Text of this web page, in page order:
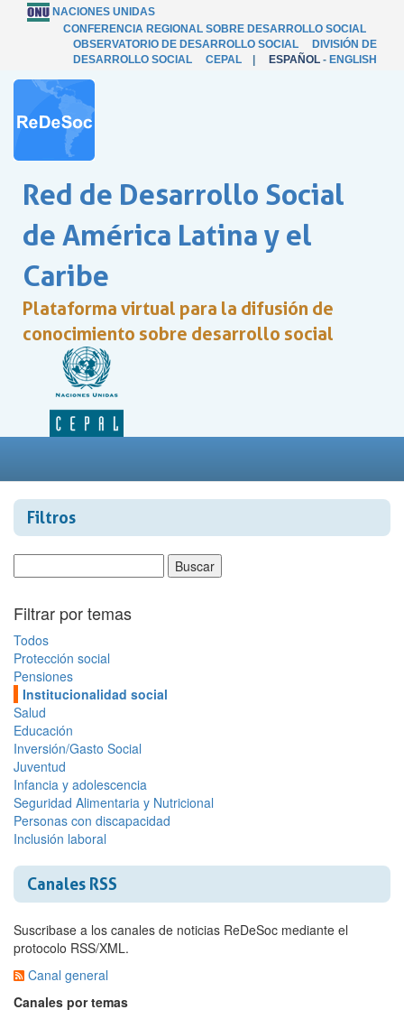
NACIONES UNIDAS
CONFERENCIA REGIONAL SOBRE DESARROLLO SOCIAL
OBSERVATORIO DE DESARROLLO SOCIAL
DIVISIÓN DE
DESARROLLO SOCIAL
CEPAL ESPAÑOL - ENGLISH
Red de Desarrollo Social
de América Latina y el
Caribe
Plataforma virtual para la difusión de
conocimiento sobre desarrollo social
Filtros
Filtrar por temas
Todos
Protección social
Pensiones
Institucionalidad social
Salud
Educación
Inversión/Gasto Social
Juventud
Infancia y adolescencia
Seguridad Alimentaria y Nutricional
Personas con discapacidad
Inclusión laboral
Canales RSS
Suscribase a los canales de noticias ReDeSoc mediante el
protocolo RSS/XML.
Canal general
Canales por temas